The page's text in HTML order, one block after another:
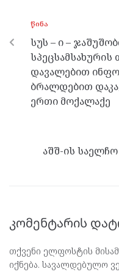
o
o
k
er
ᲬᲘᲜᲐ
სუს – ი –
დავალებით
ბრალდებით
ერთი მოქალაქე
აშშ-ის
კომენტარის
თქვენი ელფოსტის
იქნება. სავალდებულო